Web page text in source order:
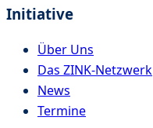
Initiative
Über Uns
Das ZINK-Netzwerk
News
Termine